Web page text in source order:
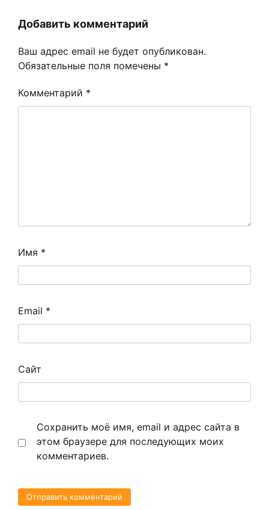
Добавить комментарий
Ваш адрес email не будет опубликован.
Обязательные поля помечены *
Комментарий *
Имя *
Email *
Сайт
Сохранить моё имя, email и адрес сайта в
этом браузере для последующих моих
комментариев.